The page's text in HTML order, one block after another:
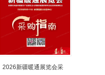
2026新疆暖通展览会采